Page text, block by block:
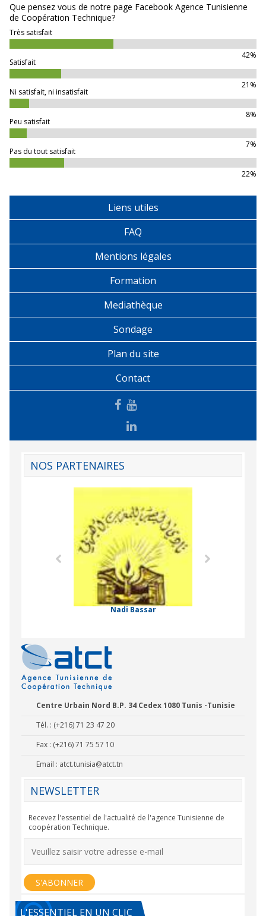
Que pensez vous de notre page Facebook Agence Tunisienne
de Coopération Technique?
Très satisfait
42%
Satisfait
21%
Ni satisfait, ni insatisfait
8%
Peu satisfait
7%
Pas du tout satisfait
22%
Liens utiles
FAQ
Mentions légales
Formation
Mediathèque
Sondage
Plan du site
Contact
NOS PARTENAIRES
Nadi Bassar
Centre Urbain Nord B.P. 34 Cedex 1080 Tunis -Tunisie
Tél. : (+216) 71 23 47 20
Fax : (+216) 71 75 57 10
Email : atct.tunisia@atct.tn
NEWSLETTER
Recevez l'essentiel de l'actualité de l'agence Tunisienne de
coopération Technique.
L'ESSENTIEL EN UN CLIC